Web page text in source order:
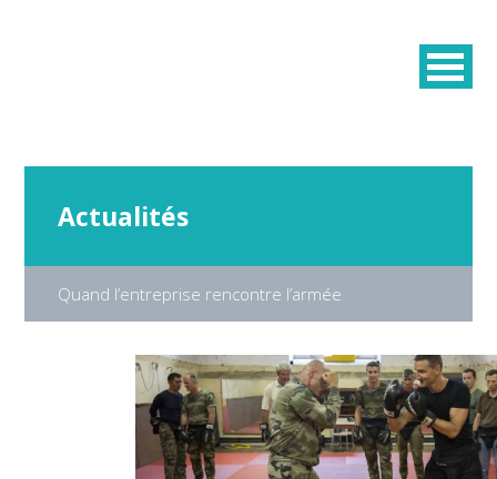
Actualités
Quand l’entreprise rencontre l’armée